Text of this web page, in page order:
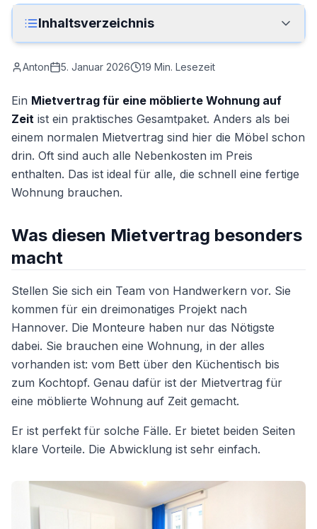
Inhaltsverzeichnis
Anton 5. Januar 2026 19 Min. Lesezeit
Ein Mietvertrag für eine möblierte Wohnung auf
Zeit ist ein praktisches Gesamtpaket. Anders als bei
einem normalen Mietvertrag sind hier die Möbel schon
drin. Oft sind auch alle Nebenkosten im Preis
enthalten. Das ist ideal für alle, die schnell eine fertige
Wohnung brauchen.
Was diesen Mietvertrag besonders
macht
Stellen Sie sich ein Team von Handwerkern vor. Sie
kommen für ein dreimonatiges Projekt nach
Hannover. Die Monteure haben nur das Nötigste
dabei. Sie brauchen eine Wohnung, in der alles
vorhanden ist: vom Bett über den Küchentisch bis
zum Kochtopf. Genau dafür ist der Mietvertrag für
eine möblierte Wohnung auf Zeit gemacht.
Er ist perfekt für solche Fälle. Er bietet beiden Seiten
klare Vorteile. Die Abwicklung ist sehr einfach.